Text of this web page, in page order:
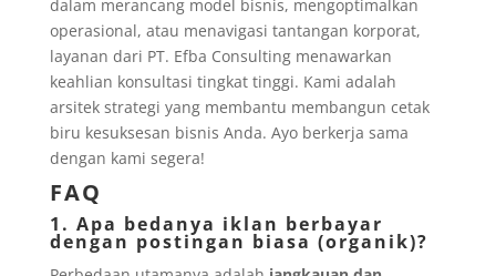
dalam merancang model bisnis, mengoptimalkan
operasional, atau menavigasi tantangan korporat,
layanan dari PT. Efba Consulting menawarkan
keahlian konsultasi tingkat tinggi. Kami adalah
arsitek strategi yang membantu membangun cetak
biru kesuksesan bisnis Anda. Ayo berkerja sama
dengan kami segera!
FAQ
1. Apa bedanya iklan berbayar
dengan postingan biasa (organik)?